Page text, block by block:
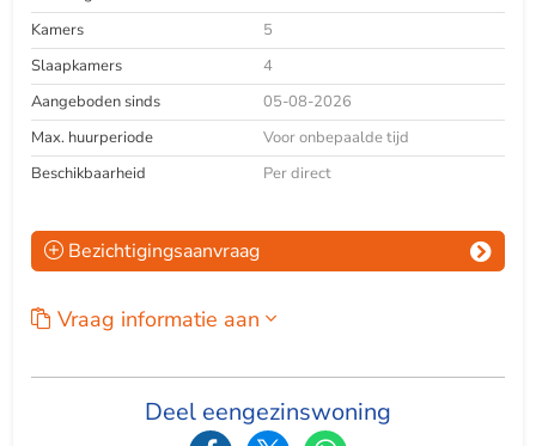
Kamers
5
Slaapkamers
4
Aangeboden sinds
05-08-2026
Max. huurperiode
Voor onbepaalde tijd
Beschikbaarheid
Per direct
Bezichtigingsaanvraag
Vraag informatie aan
Deel eengezinswoning